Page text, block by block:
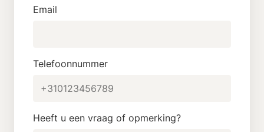
Email
Telefoonnummer
Heeft u een vraag of opmerking?